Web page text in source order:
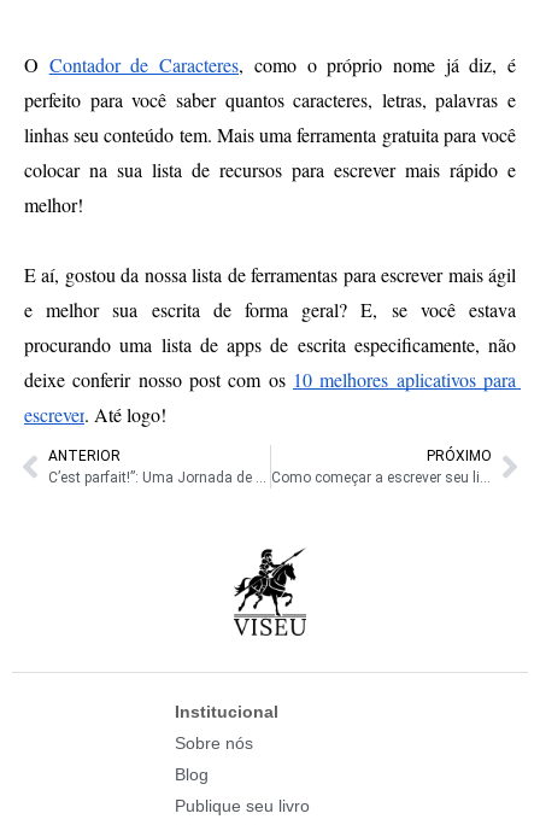
O Contador de Caracteres, como o próprio nome já diz, é
perfeito para você saber quantos caracteres, letras, palavras e
linhas seu conteúdo tem. Mais uma ferramenta gratuita para você
colocar na sua lista de recursos para escrever mais rápido e
melhor!
E aí, gostou da nossa lista de ferramentas para escrever mais ágil
e melhor sua escrita de forma geral? E, se você estava
procurando uma lista de apps de escrita especificamente, não
deixe conferir nosso post com os 10 melhores aplicativos para
escrever. Até logo!
ANTERIOR
PRÓXIMO
Institucional
Sobre nós
Blog
Publique seu livro